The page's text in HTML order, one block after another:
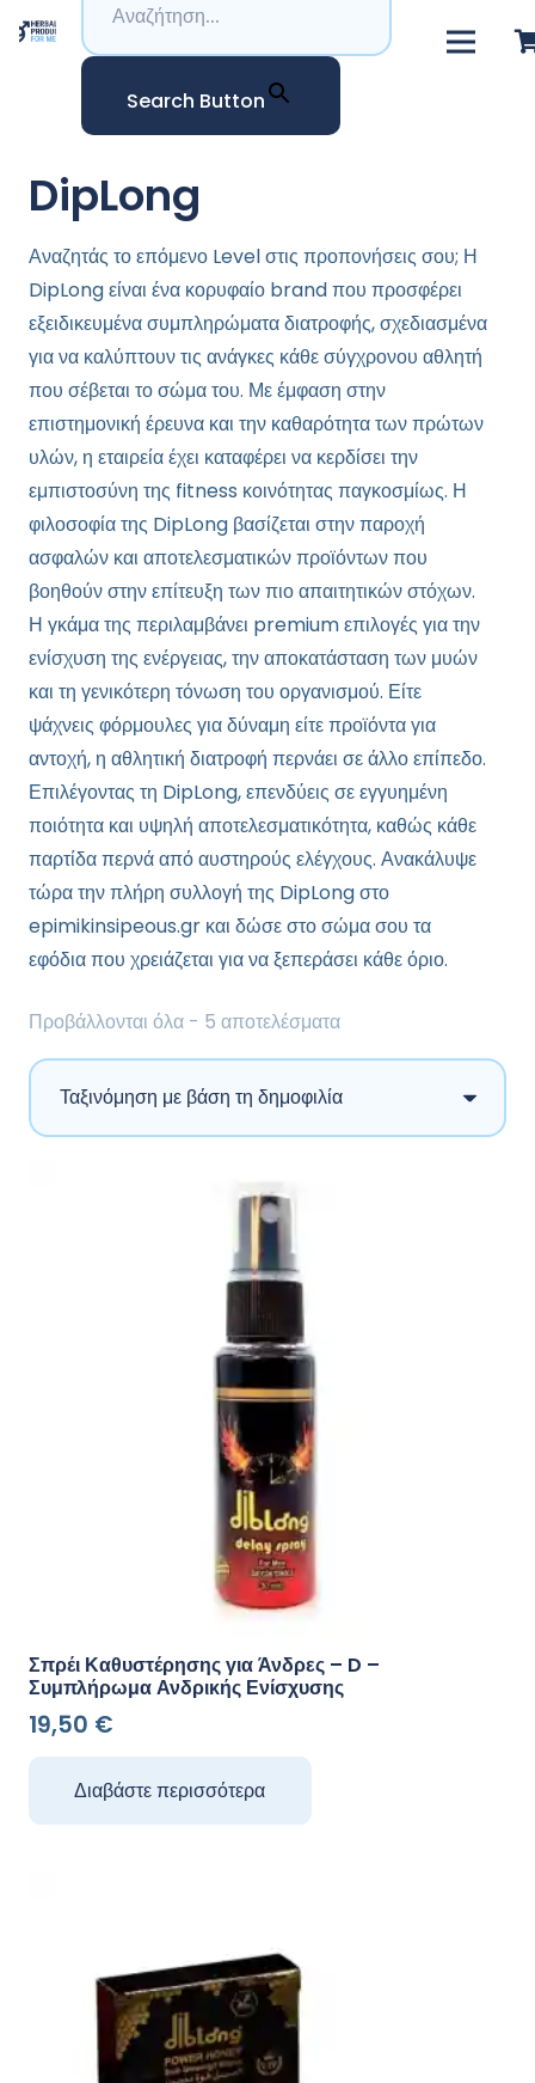
Search Button
DipLong
Αναζητάς το επόμενο Level στις προπονήσεις σου; Η
DipLong είναι ένα κορυφαίο brand που προσφέρει
εξειδικευμένα συμπληρώματα διατροφής, σχεδιασμένα
για να καλύπτουν τις ανάγκες κάθε σύγχρονου αθλητή
που σέβεται το σώμα του. Με έμφαση στην
επιστημονική έρευνα και την καθαρότητα των πρώτων
υλών, η εταιρεία έχει καταφέρει να κερδίσει την
εμπιστοσύνη της fitness κοινότητας παγκοσμίως. Η
φιλοσοφία της DipLong βασίζεται στην παροχή
ασφαλών και αποτελεσματικών προϊόντων που
βοηθούν στην επίτευξη των πιο απαιτητικών στόχων.
Η γκάμα της περιλαμβάνει premium επιλογές για την
ενίσχυση της ενέργειας, την αποκατάσταση των μυών
και τη γενικότερη τόνωση του οργανισμού. Είτε
ψάχνεις φόρμουλες για δύναμη είτε προϊόντα για
αντοχή, η αθλητική διατροφή περνάει σε άλλο επίπεδο.
Επιλέγοντας τη DipLong, επενδύεις σε εγγυημένη
ποιότητα και υψηλή αποτελεσματικότητα, καθώς κάθε
παρτίδα περνά από αυστηρούς ελέγχους. Ανακάλυψε
τώρα την πλήρη συλλογή της DipLong στο
epimikinsipeous.gr και δώσε στο σώμα σου τα
εφόδια που χρειάζεται για να ξεπεράσει κάθε όριο.
Προβάλλονται όλα - 5 αποτελέσματαSorted
by
popularity
Σπρέι Καθυστέρησης για Άνδρες – D –
Συμπλήρωμα Ανδρικής Ενίσχυσης
19,50 €
Διαβάστε περισσότερα